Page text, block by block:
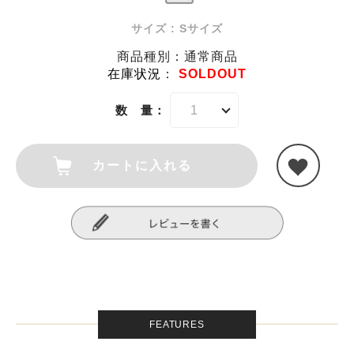
サイズ : Sサイズ
商品種別：通常商品
在庫状況 ： SOLDOUT
数 量：
カートに入れる
FEATURES